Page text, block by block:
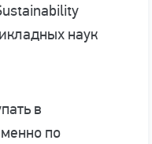
наук
в
по